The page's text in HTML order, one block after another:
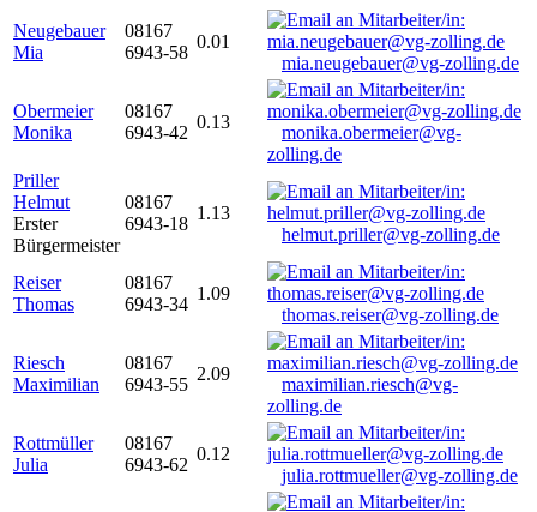
Neugebauer
Mia
08167
6943-58
0.01
mia.neugebauer@vg-zolling.de
Obermeier
Monika
08167
6943-42
0.13
monika.obermeier@vg-
zolling.de
Priller
Helmut
Erster
Bürgermeister
08167
6943-18
1.13
helmut.priller@vg-zolling.de
Reiser
Thomas
08167
6943-34
1.09
thomas.reiser@vg-zolling.de
Riesch
Maximilian
08167
6943-55
2.09
maximilian.riesch@vg-
zolling.de
Rottmüller
Julia
08167
6943-62
0.12
julia.rottmueller@vg-zolling.de